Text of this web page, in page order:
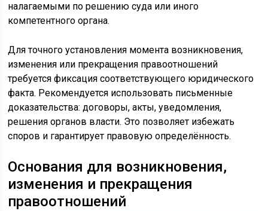
налагаемыми по решению суда или иного
компетентного органа.
Для точного установления момента возникновения,
изменения или прекращения правоотношений
требуется фиксация соответствующего юридического
факта. Рекомендуется использовать письменные
доказательства: договоры, акты, уведомления,
решения органов власти. Это позволяет избежать
споров и гарантирует правовую определённость.
Основания для возникновения,
изменения и прекращения
правоотношений